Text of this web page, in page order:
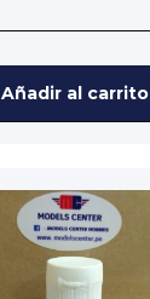
Añadir al carrito